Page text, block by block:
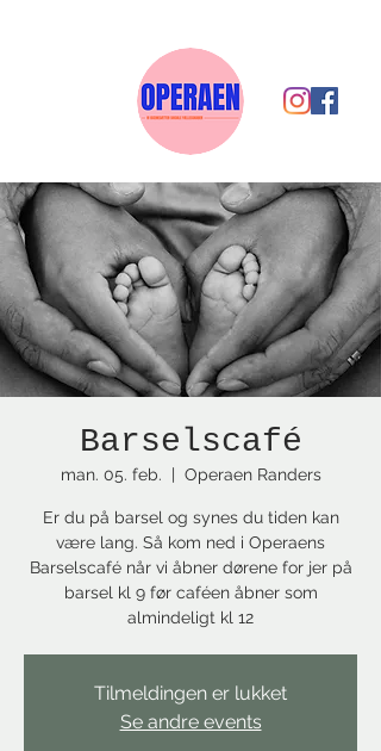
Barselscafé
man. 05. feb.
  |
Operaen Randers
Er du på barsel og synes du tiden kan
være lang. Så kom ned i Operaens
Barselscafé når vi åbner dørene for jer på
barsel kl 9 før caféen åbner som
almindeligt kl 12
Tilmeldingen er lukket
Se andre events